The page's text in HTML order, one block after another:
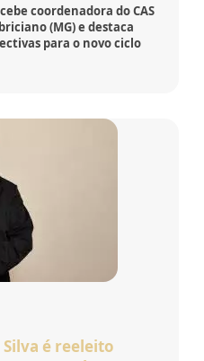
coordenadora do CAS
(MG) e destaca
para o novo ciclo
é reeleito